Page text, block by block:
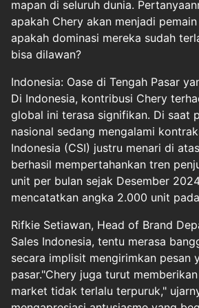
mapan di seluruh dunia.
apakah Chery akan menjadi
apakah dominasi mereka sudah
bisa dilawan?
Indonesia: Oase di Tengah Pasar
Di Indonesia, kontribusi Chery
global ini terasa signifikan. Di saat
nasional sedang mengalami
Indonesia (CSI) justru menari di
berhasil mempertahankan tren
unit per bulan sejak Desember
mencatatkan angka 2.000 unit
Rifkie Setiawan, Head of Brand
Sales Indonesia, tentu merasa
secara implisit mengirimkan pesan
pasar."Chery juga turut
market tidak terlalu terpuruk,"